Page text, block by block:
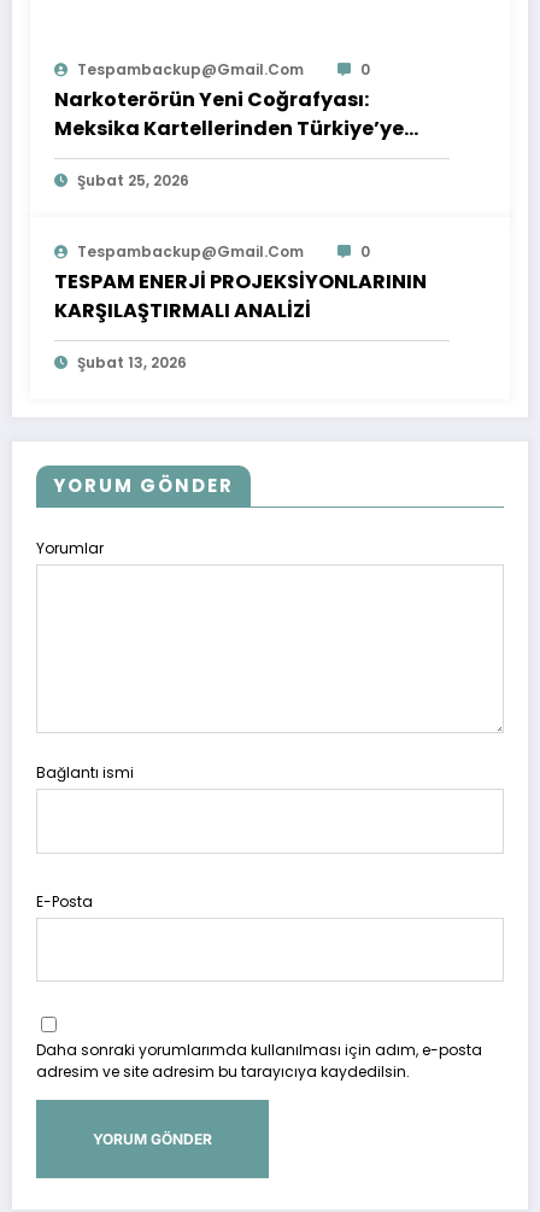
Tespambackup@gmail.com 0
Narkoterörün Yeni Coğrafyası:
Meksika Kartellerinden Türkiye’ye
Çıkarılan Dersler
Şubat 25, 2026
Tespambackup@gmail.com 0
TESPAM ENERJİ PROJEKSİYONLARININ
KARŞILAŞTIRMALI ANALİZİ
Şubat 13, 2026
YORUM GÖNDER
Yorumlar
Bağlantı ismi
E-Posta
Daha sonraki yorumlarımda kullanılması için adım, e-posta
adresim ve site adresim bu tarayıcıya kaydedilsin.